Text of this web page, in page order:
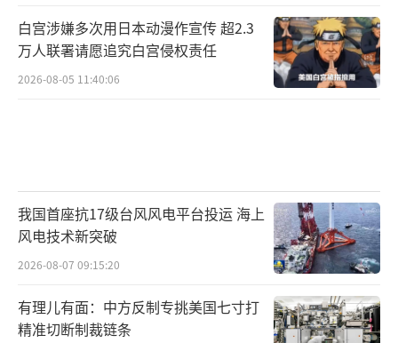
白宫涉嫌多次用日本动漫作宣传 超2.3
万人联署请愿追究白宫侵权责任
2026-08-05 11:40:06
我国首座抗17级台风风电平台投运 海上
风电技术新突破
2026-08-07 09:15:20
有理儿有面：中方反制专挑美国七寸打
精准切断制裁链条